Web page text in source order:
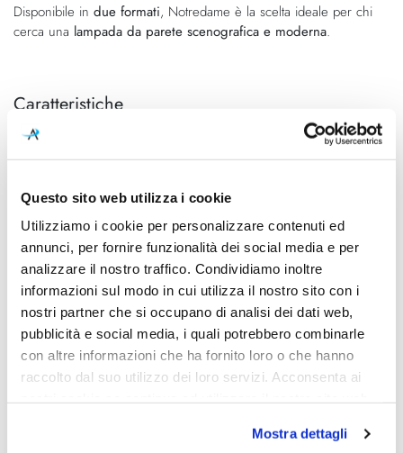
Questo sito web utilizza i cookie
Utilizziamo i cookie per personalizzare contenuti ed
annunci, per fornire funzionalità dei social media e per
analizzare il nostro traffico. Condividiamo inoltre
informazioni sul modo in cui utilizza il nostro sito con i
nostri partner che si occupano di analisi dei dati web,
pubblicità e social media, i quali potrebbero combinarle
con altre informazioni che ha fornito loro o che hanno
raccolto dal suo utilizzo dei loro servizi. Acconsenta ai
Mostra dettagli
Disponibile in due formati, Notredame è la scelta ideale per chi
cerca una lampada da parete scenografica e moderna.
Caratteristiche
Cod.Art.
Notredame Parete/Soffitto Ø56
Luca De Bona & Dario De
Ø560mm - P. 110mm - H.
630mm
Led integrato
Potenza e attacco
LED 24V - 16W - 1800lm -
CRI>80
Dimmerazione
Taglio di fase
Diffusore
Tecnopolimero
Classe energetica
A++